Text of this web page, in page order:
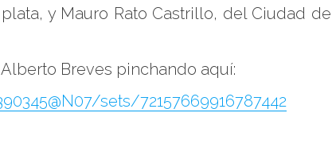
y Mauro Rato Castrillo, del Ciudad de
Breves pinchando aquí:
sets/72157669916787442